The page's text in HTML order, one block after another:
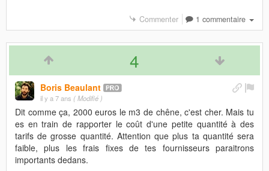
Commenter 1 commentaire
4
Boris Beaulant
il y a 7 ans ( Modifié )
Dit comme ça, 2000 euros le m3 de chêne, c'est cher. Mais tu
es en train de rapporter le coût d'une petite quantité à des
tarifs de grosse quantité. Attention que plus ta quantité sera
faible, plus les frais fixes de tes fournisseurs paraitrons
importants dedans.